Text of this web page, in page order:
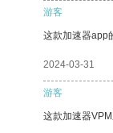
游客
这款加速器app
2024-03-31
游客
这款加速器